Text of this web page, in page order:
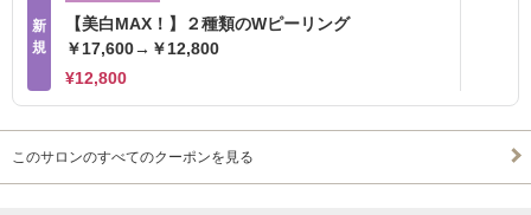
新
規
【美白MAX！】２種類のWピーリング
￥17,600→￥12,800
¥12,800
このサロンのすべてのクーポンを見る